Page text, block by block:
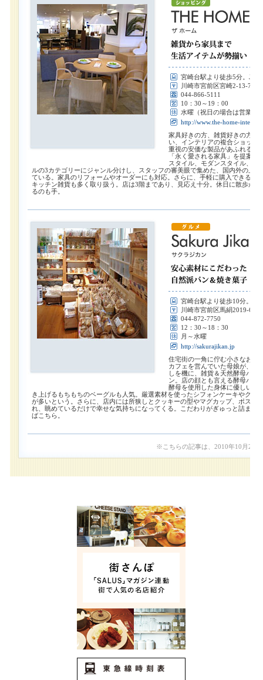
宮崎台駅より徒歩5分。JA
川崎市宮前区宮崎2-13-7
044-866-5111
10：30～19：00
水曜（祝日の場合は営業）
http://www.the-home-
家具好きの方、雑貨好きの方に
い、インテリアの複合ショップ
重視の安価な製品があふれる昨
「永く愛される家具」を提案。
スタイル、モダンスタイル、ナ
ルの3カテゴリーにジャンル分けし、スタッフの審美眼で集めた、国内外の上
ている。家具のリフォームやオーダーにも対応。さらに、手軽に購入できるイ
キッチン雑貨も多く取り扱う。店は3階まであり、見応え十分。休日に散歩が
るのも手。
宮崎台駅より徒歩10分。尻
川崎市宮前区馬絹2019-6
044-872-7750
12：30～18：30
月～水曜
http://sakurajikan.jp
住宅街の一角に佇む小さなお店
カフェを営んでいた母娘が、宮
しを機に、雑貨＆天然酵母パン
ン。店の顔とも言える酵母パン
酵母を使用した身体に優しい一
き上げるもちもちのベーグルも人気。厳選素材を使ったシフォンケーキやクッ
が多いという。さらに、店内には所狭しとクッキーの型やマグカップ、ポスト
れ、眺めているだけで幸せな気持ちになってくる。こだわりがぎゅっと詰まっ
ばこちら。
※こちらの記事は、2010年10月20